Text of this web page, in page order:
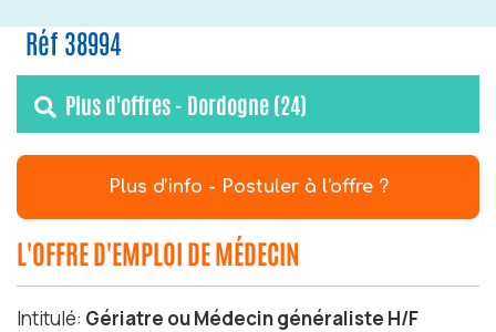
Réf 38994
Plus d'offres - Dordogne (24)
Plus d'info - Postuler à l'offre ?
L'OFFRE D'EMPLOI DE MÉDECIN
Intitulé: Gériatre ou Médecin généraliste H/F